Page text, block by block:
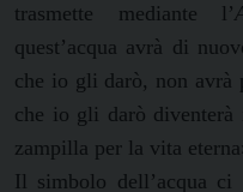
trasmette mediante l’
quest’acqua avrà di
che io gli darò, non avrà
che io gli darò diventerà
zampilla per la vita
Il simbolo dell’acqua